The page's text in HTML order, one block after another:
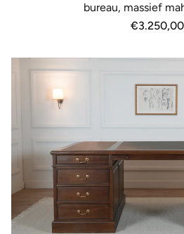
bureau, massief
Normale
€3.250,00